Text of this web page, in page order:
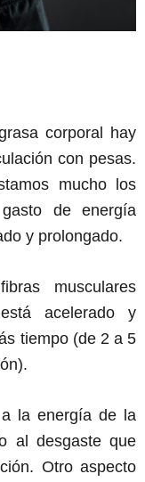
corporal hay
con pesas.
mucho los
de energía
y prolongado.
musculares
acelerado y
tiempo (de 2 a 5
la energía de la
al desgaste que
Otro aspecto